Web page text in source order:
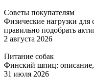
Советы покупателям
Физические нагрузки
правильно подобрать
2 августа 2026
Питание собак
Финский шпиц: описание,
31 июля 2026